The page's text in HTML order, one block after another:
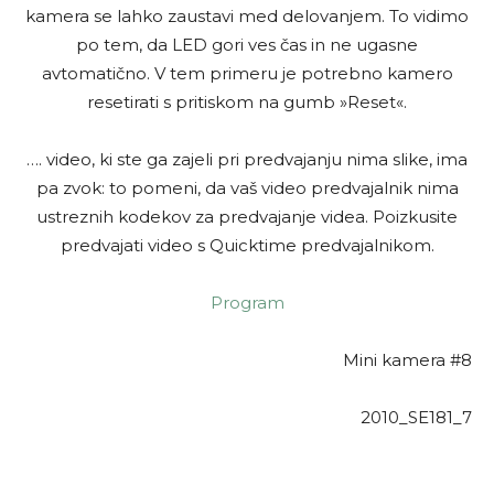
kamera se lahko zaustavi med delovanjem. To vidimo
po tem, da LED gori ves čas in ne ugasne
avtomatično. V tem primeru je potrebno kamero
resetirati s pritiskom na gumb »Reset«.
…. video, ki ste ga zajeli pri predvajanju nima slike, ima
pa zvok: to pomeni, da vaš video predvajalnik nima
ustreznih kodekov za predvajanje videa. Poizkusite
predvajati video s Quicktime predvajalnikom.
Program
Mini kamera #8
2010_SE181_7